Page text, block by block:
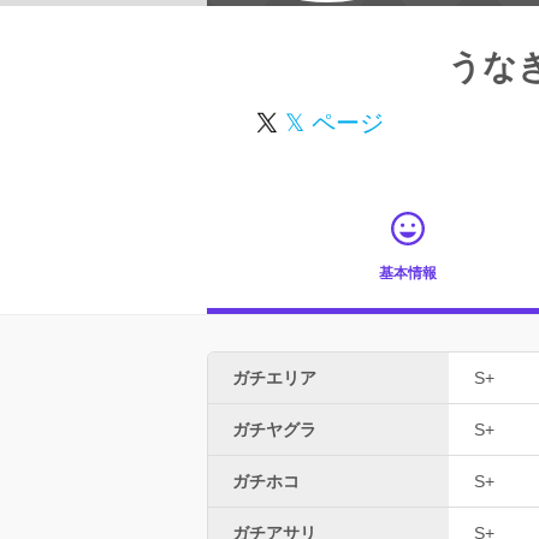
うな
𝕏 ページ
基本情報
ガチエリア S+
ガチヤグラ S+
ガチホコ S+
ガチアサリ S+